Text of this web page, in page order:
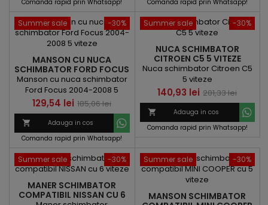
Comanda rapid prin Whatsapp!
Comanda rapid prin Whatsapp!
-30%
Summer sale
MANSON CU NUCA
SCHIMBATOR FORD FOCUS
2004-2008 5 VITEZE
Manson cu nuca schimbator
Ford Focus 2004-2008 5
viteze
Pret
129,54 lei Pret
de
baza
185,06 lei

Adauga in cos
Comanda rapid prin Whatsapp!
-30%
Summer sale
NUCA SCHIMBATOR
CITROEN C5 5 VITEZE
Nuca schimbator Citroen C5
5 viteze
Pret
140,93 lei Pret
de
baza
201,33 lei

Adauga in cos
Comanda rapid prin Whatsapp!
-30%
Summer sale
MANER SCHIMBATOR
COMPATIBIL NISSAN CU 6
-30%
Summer sale
MANSON SCHIMBATOR